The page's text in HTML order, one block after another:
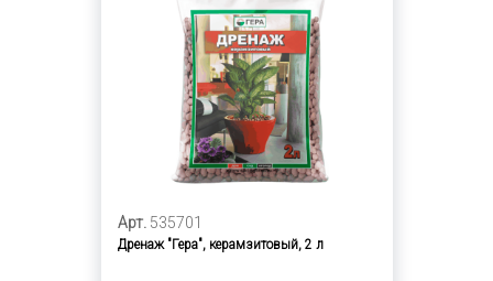
Арт. 535701
Дренаж "Гера", керамзитовый, 2 л